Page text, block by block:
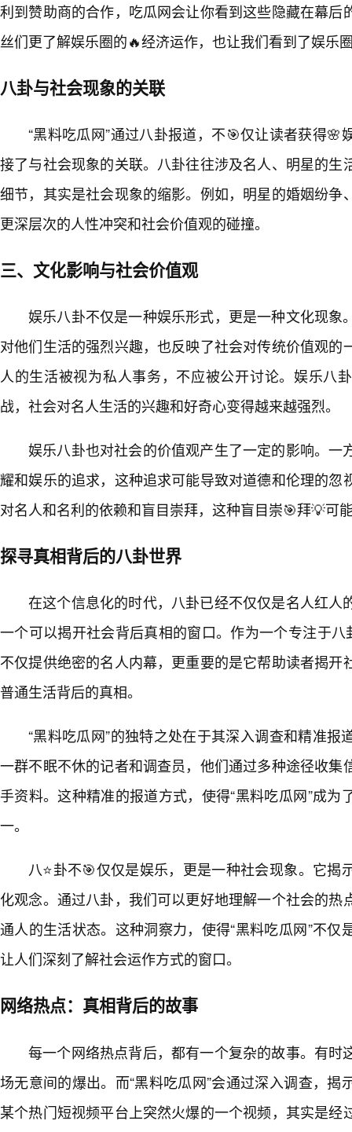
利到赞助商的合作，吃瓜网会让你看到这些隐藏在幕后
丝们更了解娱乐圈的🔥经济运作，也让我们看到了娱乐
八卦与社会现象的关联
“黑料吃瓜网”通过八卦报道，不🎯仅让读者获得
接了与社会现象的关联。八卦往往涉及名人、明星的生
细节，其实是社会现象的缩影。例如，明星的婚姻纷争
更深层次的人性冲突和社会价值观的碰撞。
三、文化影响与社会价值观
娱乐八卦不仅是一种娱乐形式，更是一种文化现象
对他们生活的强烈兴趣，也反映了社会对传统价值观的
人的生活被视为私人事务，不应被公开讨论。娱乐八
战，社会对名人生活的兴趣和好奇心变得越来越强烈。
娱乐八卦也对社会的价值观产生了一定的影响。一
耀和娱乐的追求，这种追求可能导致对道德和伦理的忽
对名人和名利的依赖和盲目崇拜，这种盲目崇🎯拜💡可
探寻真相背后的八卦世界
在这个信息化的时代，八卦已经不仅仅是名人红人
一个可以揭开社会背后真相的窗口。作为一个专注于八
不仅提供绝密的名人内幕，更重要的是它帮助读者揭开
普通生活背后的真相。
“黑料吃瓜网”的独特之处在于其深入调查和精准报
一群不眠不休的记者和调查员，他们通过多种途径收集
手资料。这种精准的报道方式，使得“黑料吃瓜网”成为
一。
八⭐卦不🎯仅仅是娱乐，更是一种社会现象。它揭
化观念。通过八卦，我们可以更好地理解一个社会的热
通人的生活状态。这种洞察力，使得“黑料吃瓜网”不仅
让人们深刻了解社会运作方式的窗口。
网络热点：真相背后的故事
每一个网络热点背后，都有一个复杂的故事。有时
场无意间的爆出。而“黑料吃瓜网”会通过深入调查，揭
某个热门短视频平台上突然火爆的一个视频，其实是经